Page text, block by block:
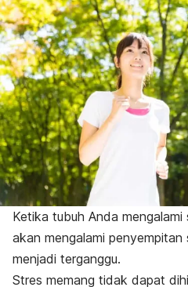
Ketika tubuh Anda mengalami
akan mengalami penyempitan
menjadi terganggu.
Stres memang tidak dapat